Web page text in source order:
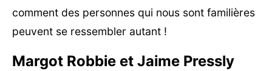
comment des personnes qui nous sont familières
peuvent se ressembler autant !
Margot Robbie et Jaime Pressly